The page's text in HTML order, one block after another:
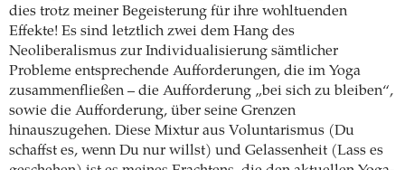
dies trotz meiner Begeisterung für ihre wohltuenden
Effekte! Es sind letztlich zwei dem Hang des
Neoliberalismus zur Individualisierung sämtlicher
Probleme entsprechende Aufforderungen, die im Yoga
zusammenfließen – die Aufforderung „bei sich zu bleiben“,
sowie die Aufforderung, über seine Grenzen
hinauszugehen. Diese Mixtur aus Voluntarismus (Du
schaffst es, wenn Du nur willst) und Gelassenheit (Lass es